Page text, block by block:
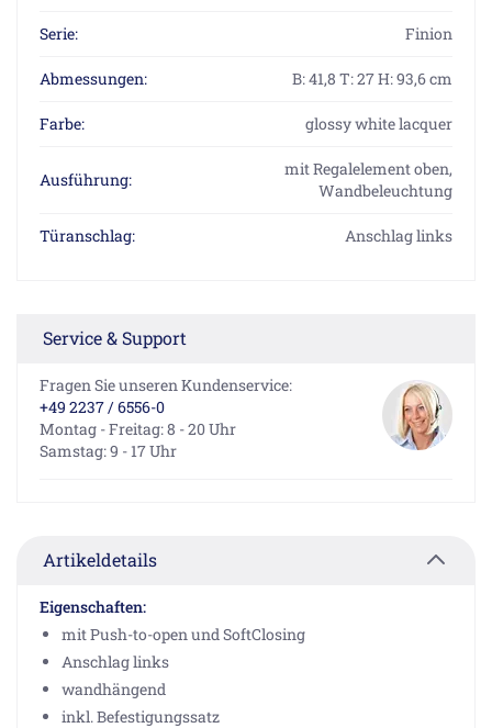
Serie: Finion
Abmessungen: B: 41,8 T: 27 H: 93,6 cm
Farbe: glossy white lacquer
Ausführung:
mit Regalelement oben,
Wandbeleuchtung
Türanschlag: Anschlag links
Service & Support
Fragen Sie unseren Kundenservice:
+49 2237 / 6556-0
Montag - Freitag: 8 - 20 Uhr
Samstag: 9 - 17 Uhr
Artikeldetails
Eigenschaften:
mit Push-to-open und SoftClosing
Anschlag links
wandhängend
inkl. Befestigungssatz